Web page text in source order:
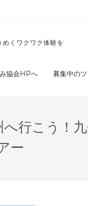
くワクワク体験を
協会HPへ 募集中の
へ行こう！
ー